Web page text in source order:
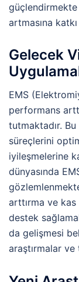
güçlendirmekte
artmasına
Gelecek
EMS
performans
tutmaktadır.
süreçlerini
iyileşmelerine
dünyasında
arttırma ve
destek
da gelişmesi
araştırmalar